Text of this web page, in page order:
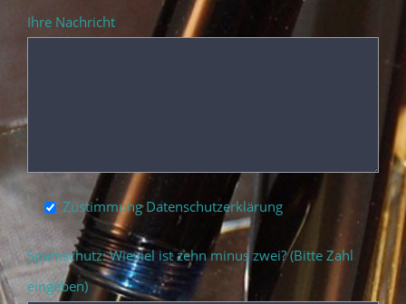
Ihre Nachricht
Zustimmung Datenschutzerklärung
Spamschutz: Wieviel ist zehn minus zwei? (Bitte Zahl
eingeben)